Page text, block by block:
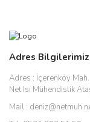
Adres Bilgilerimiz
Adres : İçerenköy
Net Isı Mühendislik
Mail :